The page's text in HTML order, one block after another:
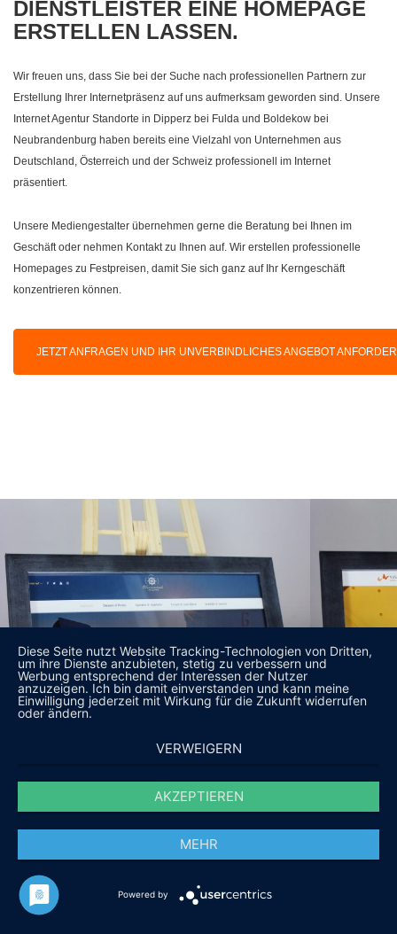
DIENSTLEISTER EINE HOMEPAGE
ERSTELLEN LASSEN.
Wir freuen uns, dass Sie bei der Suche nach professionellen Partnern zur
Erstellung Ihrer Internetpräsenz auf uns aufmerksam geworden sind. Unsere
Internet Agentur Standorte in Dipperz bei Fulda und Boldekow bei
Neubrandenburg haben bereits eine Vielzahl von Unternehmen aus
Deutschland, Österreich und der Schweiz professionell im Internet
präsentiert.
Unsere Mediengestalter übernehmen gerne die Beratung bei Ihnen im
Geschäft oder nehmen Kontakt zu Ihnen auf. Wir erstellen professionelle
Homepages zu Festpreisen, damit Sie sich ganz auf Ihr Kerngeschäft
konzentrieren können.
JETZT ANFRAGEN UND IHR UNVERBINDLICHES ANGEBOT
Diese Seite nutzt Website Tracking-Technologien von Dritten,
um ihre Dienste anzubieten, stetig zu verbessern und
Werbung entsprechend der Interessen der Nutzer
anzuzeigen. Ich bin damit einverstanden und kann meine
Einwilligung jederzeit mit Wirkung für die Zukunft widerrufen
oder ändern.
VERWEIGERN
AKZEPTIEREN
MEHR
Powered by